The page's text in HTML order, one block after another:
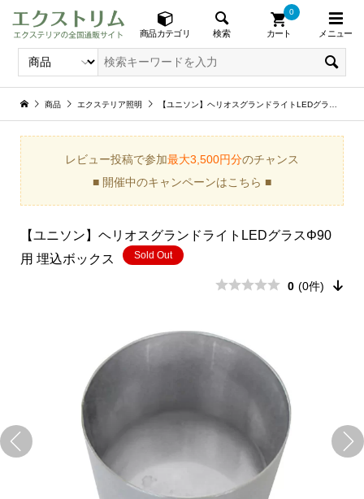
商品カテゴリ 検索 カート
0
メニュー
商品 エクステリア照明 【ユニソン】ヘリオスグランドライトLEDグラスΦ90用 埋込ボックス
レビュー投稿で参加最大3,500円分のチャンス
■ 開催中のキャンペーンはこちら ■
【ユニソン】ヘリオスグランドライトLEDグラスΦ90
用 埋込ボックス
Sold Out
0 (0件)